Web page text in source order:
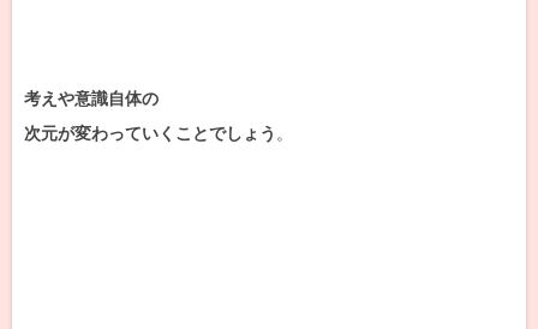
考えや意識自体の
次元が変わっていくことでしょう 。